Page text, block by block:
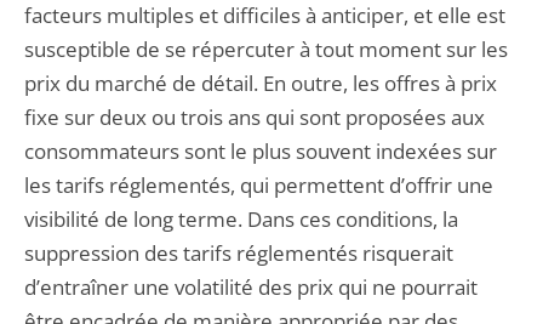
facteurs multiples et difficiles à anticiper, et elle est
susceptible de se répercuter à tout moment sur les
prix du marché de détail. En outre, les offres à prix
fixe sur deux ou trois ans qui sont proposées aux
consommateurs sont le plus souvent indexées sur
les tarifs réglementés, qui permettent d’offrir une
visibilité de long terme. Dans ces conditions, la
suppression des tarifs réglementés risquerait
d’entraîner une volatilité des prix qui ne pourrait